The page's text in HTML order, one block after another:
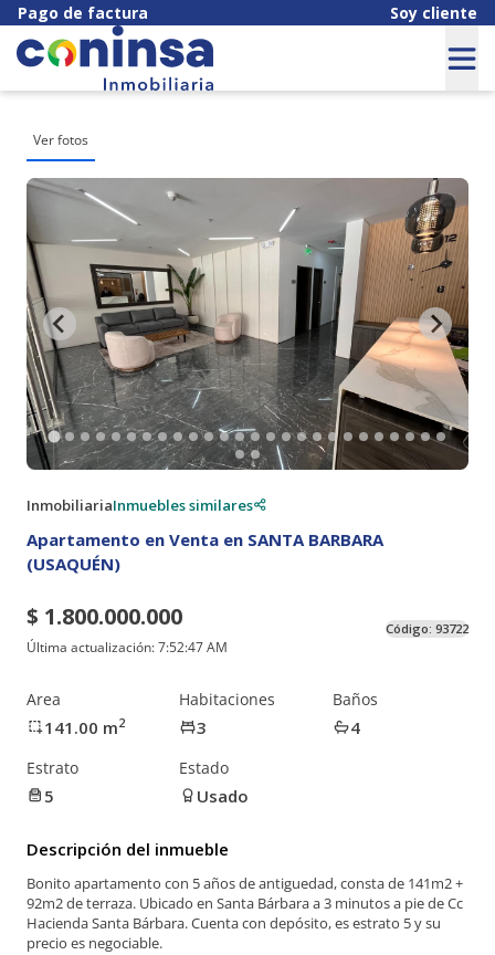
Pago de factura Soy cliente
Ver fotos
InmobiliariaInmuebles similares
Apartamento en Venta en SANTA BARBARA
(USAQUÉN)
$ 1.800.000.000
Última actualización:7:52:47 AM
Código: 93722
Area
141.00 m2
Habitaciones
3
Baños
4
Estrato
5
Estado
Usado
Descripción del inmueble
Bonito apartamento con 5 años de antiguedad, consta de 141m2 +
92m2 de terraza. Ubicado en Santa Bárbara a 3 minutos a pie de Cc
Hacienda Santa Bárbara. Cuenta con depósito, es estrato 5 y su
precio es negociable.